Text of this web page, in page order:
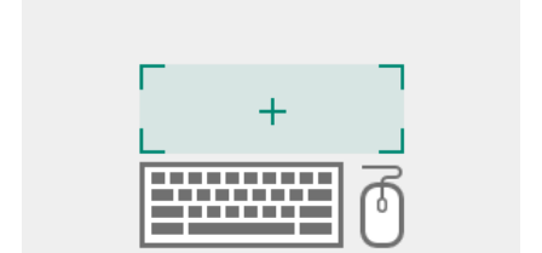
စာရင်းသွင်းမှုများကို ရရှိနိုင်ပါသည်။ ပရီမီယံအသုံးပြု
သူများ ရရှိသည်-
- မတူညီသော အစားအသောက် ဦးစားပေးမှုများနှင့်
ကယ်လိုရီပန်းတိုင်များအတွက် ကျွန်ုပ်တို့၏
အစားအသောက်ပညာရှင်မှ ဖန်တီးထားသော အာဟာရ
အစီအစဥ်များ (Keto Style၊ ဟန်ချက်ညီသော၊ မြေထဲ